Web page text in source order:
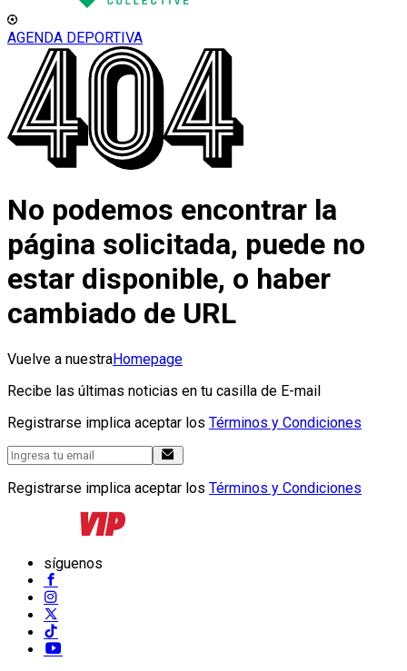
AGENDA DEPORTIVA
No podemos encontrar la
página solicitada, puede no
estar disponible, o haber
cambiado de URL
Vuelve a nuestraHomepage
Recibe las últimas noticias en tu casilla de E-mail
Registrarse implica aceptar los Términos y Condiciones
Registrarse implica aceptar los Términos y Condiciones
síguenos